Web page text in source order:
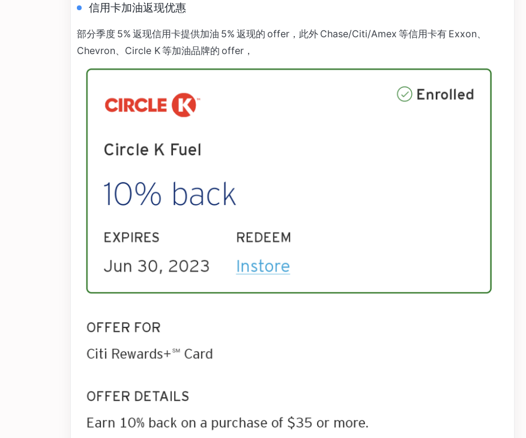
信用卡加油返现优惠
部分季度 5% 返现信用卡提供加油 5% 返现的 offer，此外 Chase/Citi/Amex 等信用卡有 Exxon、
Chevron、Circle K 等加油品牌的 offer，